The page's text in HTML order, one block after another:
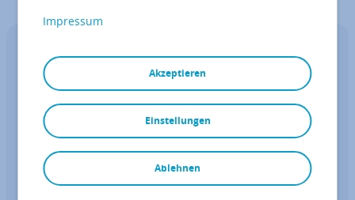
IONOS CLOUD Compute Engine
Die ideale IaaS für Ihre Workloads
Kos­ten­güns­ti­ge vCPUs und leis­tungs­star­ke
de­di­zier­te Cores
Höchste Fle­xi­bi­li­tät ohne Min­dest­ver­trags­
lauf­zeit
Impressum
Akzeptieren
Ablehnen
Einstellungen